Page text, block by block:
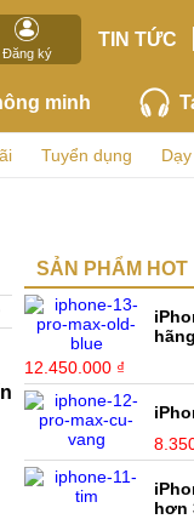
Đăng ký
TIN TỨC
minh
Tuyển dụng
SẢN PHẨM HOT
12.450.000 ₫
hơn